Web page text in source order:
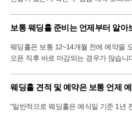
보통 웨딩홀 준비는 언제부터 알아
웨딩홀은 보통 12~14개월 전에 예약을
오픈 직후 바로 마감되는 경우가 많습니
웨딩홀 견적 및 예약은 보통 언제
"일반적으로 웨딩홀은 예식일 기준 1년